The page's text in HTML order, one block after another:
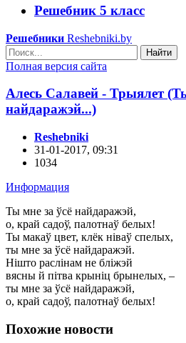
Решебник 5 класс
Решебники Reshebniki.by
Найти
Полная версия сайта
Алесь Салавей - Трыялет
найдаражэй...)
Reshebniki
31-01-2017, 09:31
1034
Информация
Ты мне за ўсё найдаражэй,
о, край садоў, палотнаў белых!
Ты макаў цвет, клёк ніваў спелых,
ты мне за ўсё найдаражэй.
Нішто раслінам не бліжэй
вясны й пітва крыніц брынелых, –
ты мне за ўсё найдаражэй,
о, край садоў, палотнаў белых!
Похожие новости